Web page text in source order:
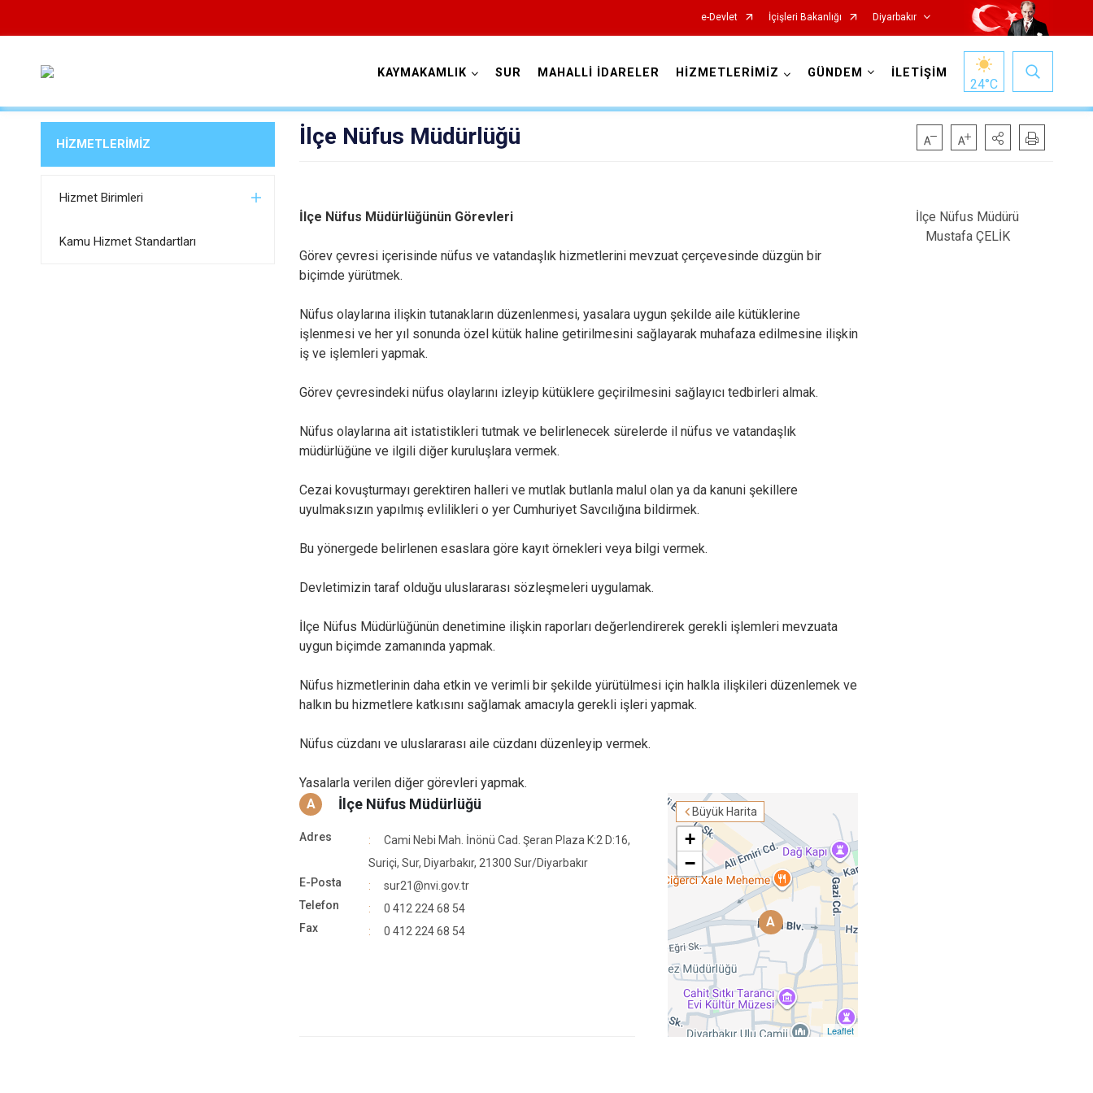
e-Devlet İçişleri Bakanlığı Diyarbakır
Çermik
Çüngüş
Dicle
Ergani
Bağlar
KAYMAKAMLIK SUR MAHALLİ İDARELER HİZMETLERİMİZ GÜNDEM İLETİŞİM
24°C
HİZMETLERİMİZ
Hizmet Birimleri
Kamu Hizmet Standartları
İlçe Nüfus Müdürlüğü
İlçe Nüfus Müdürlüğünün Görevleri
Görev çevresi içerisinde nüfus ve vatandaşlık hizmetlerini mevzuat çerçevesinde düzgün bir
biçimde yürütmek.
Nüfus olaylarına ilişkin tutanakların düzenlenmesi, yasalara uygun şekilde aile kütüklerine
işlenmesi ve her yıl sonunda özel kütük haline getirilmesini sağlayarak muhafaza edilmesine ilişkin
iş ve işlemleri yapmak.
Görev çevresindeki nüfus olaylarını izleyip kütüklere geçirilmesini sağlayıcı tedbirleri almak.
Nüfus olaylarına ait istatistikleri tutmak ve belirlenecek sürelerde il nüfus ve vatandaşlık
müdürlüğüne ve ilgili diğer kuruluşlara vermek.
Cezai kovuşturmayı gerektiren halleri ve mutlak butlanla malul olan ya da kanuni şekillere
uyulmaksızın yapılmış evlilikleri o yer Cumhuriyet Savcılığına bildirmek.
Bu yönergede belirlenen esaslara göre kayıt örnekleri veya bilgi vermek.
Devletimizin taraf olduğu uluslararası sözleşmeleri uygulamak.
İlçe Nüfus Müdürlüğünün denetimine ilişkin raporları değerlendirerek gerekli işlemleri mevzuata
uygun biçimde zamanında yapmak.
Nüfus hizmetlerinin daha etkin ve verimli bir şekilde yürütülmesi için halkla ilişkileri düzenlemek ve
halkın bu hizmetlere katkısını sağlamak amacıyla gerekli işleri yapmak.
Nüfus cüzdanı ve uluslararası aile cüzdanı düzenleyip vermek.
Yasalarla verilen diğer görevleri yapmak.
Büyük Harita
A
+
−
Leaflet
A İlçe Nüfus Müdürlüğü
Adres
Cami Nebi Mah. İnönü Cad. Şeran Plaza K:2 D:16,
Suriçi, Sur, Diyarbakır, 21300 Sur/Diyarbakır
E-Posta
sur21@nvi.gov.tr
Telefon
0 412 224 68 54
Fax
0 412 224 68 54
İlçe Nüfus Müdürü
Mustafa ÇELİK